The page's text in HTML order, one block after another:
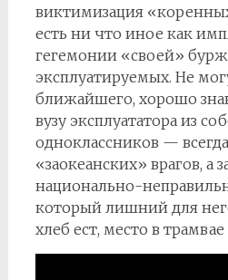
виктимизация
есть ни что иное как
гегемонии «своей»
эксплуатируемых. Не
ближайшего, хорошо
вузу эксплуататора из
одноклассников —
«заокеанских» врагов, а
национально-
который лишний для
хлеб ест, место в